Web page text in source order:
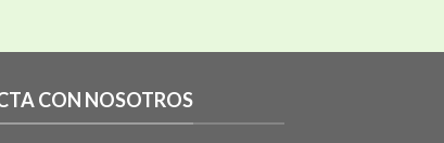
CON NOSOTROS